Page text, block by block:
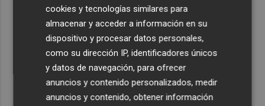
Las '200 vidas' que llevaron a Paco Rabal de Águilas a la
cima del cine: un documental recupera la voz y la mirada
del actor
cookies y tecnologías similares para
almacenar y acceder a información en su
dispositivo y procesar datos personales,
como su dirección IP, identificadores únicos
y datos de navegación, para ofrecer
anuncios y contenido personalizados, medir
anuncios y contenido, obtener información